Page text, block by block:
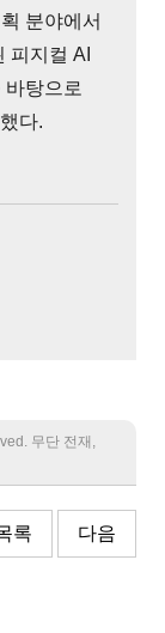
분야에서
피지컬 AI
탕으로
다.
무단 전재,
록 다음